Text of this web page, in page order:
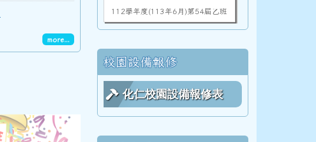
more...
112學年度(113年6月)第54屆甲班
113學度(114年6月)第55屆教師
校園設備報修
化仁校園設備報修表